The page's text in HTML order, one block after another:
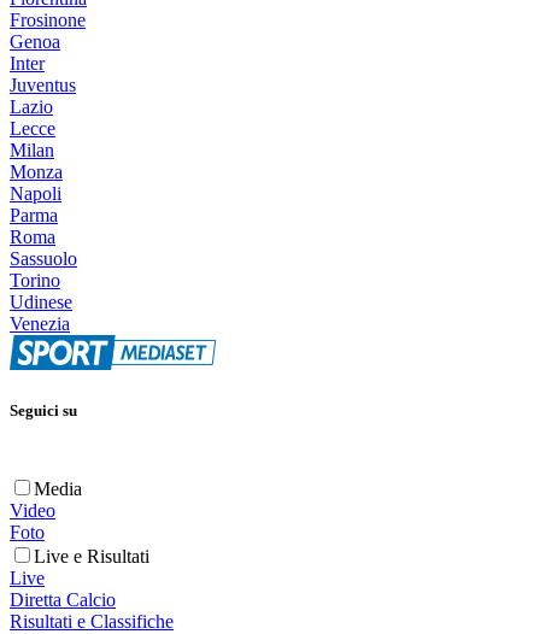
Frosinone
Genoa
Inter
Juventus
Lazio
Lecce
Milan
Monza
Napoli
Parma
Roma
Sassuolo
Torino
Udinese
Venezia
Seguici su
Media
Video
Foto
Live e Risultati
Live
Diretta Calcio
Risultati e Classifiche